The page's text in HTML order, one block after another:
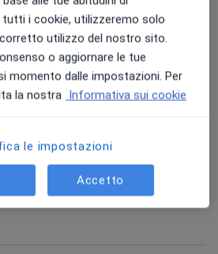
dentale
dentale
tutti i cookie, utilizzeremo solo
utilizzo del nostro sito.
o aggiornare le tue
momento dalle impostazioni. Per
la nostra Informativa sui cookie
le impostazioni
Accetto